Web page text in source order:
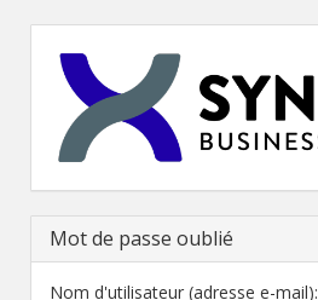
Mot de passe oublié
Nom d'utilisateur (adresse e-mail):